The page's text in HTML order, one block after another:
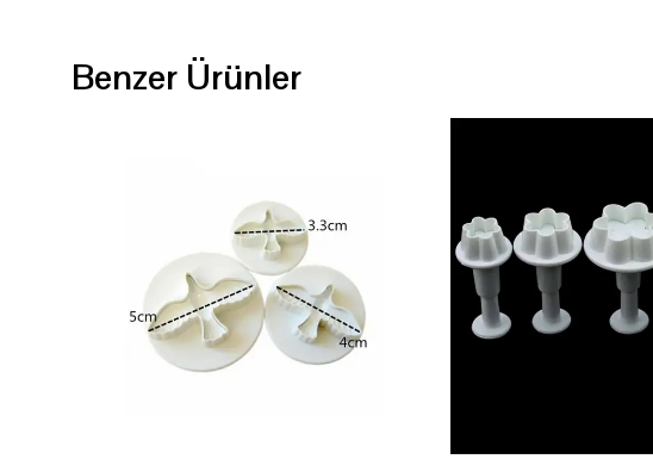
Benzer Ürünler